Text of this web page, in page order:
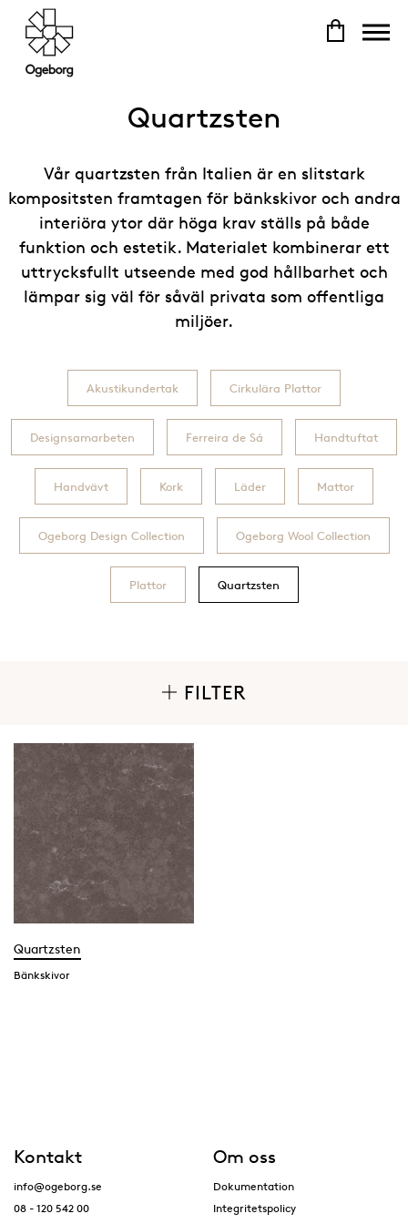
Quartzsten
Vår quartzsten från Italien är en slitstark
kompositsten framtagen för bänkskivor och andra
interiöra ytor där höga krav ställs på både
funktion och estetik. Materialet kombinerar ett
uttrycksfullt utseende med god hållbarhet och
lämpar sig väl för såväl privata som offentliga
miljöer.
Akustikundertak Cirkulära Plattor
Designsamarbeten Ferreira de Sá Handtuftat
Handvävt Kork Läder Mattor
Ogeborg Design Collection Ogeborg Wool Collection
Plattor Quartzsten
FILTER
Quartzsten
Bänkskivor
Kontakt
info@ogeborg.se
08 - 120 542 00
Om oss
Dokumentation
Integritetspolicy